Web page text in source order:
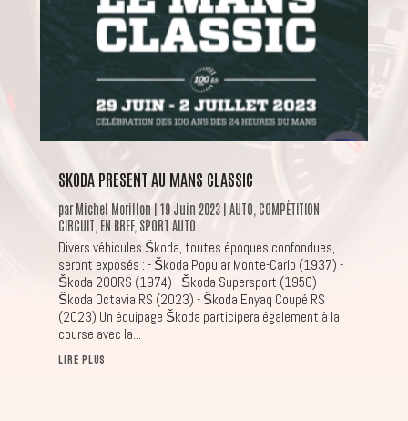
SKODA PRESENT AU MANS CLASSIC
par Michel Morillon 19 Juin 2023| AUTO COMPÉTITION
CIRCUIT EN BREF, SPORT AUTO
Divers véhicules Škoda, toutes époques confondues,
seront exposés : - Škoda Popular Monte-Carlo (1937) -
Škoda 200RS (1974) - Škoda Supersport (1950) -
Škoda Octavia RS (2023) - Škoda Enyaq Coupé RS
(2023) Un équipage Škoda participera également à la
course avec la...
LIRE PLUS